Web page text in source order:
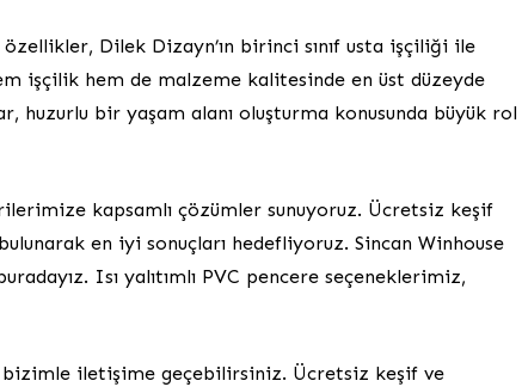
özellikler, Dilek Dizayn’ın birinci sınıf usta işçiliği ile
işçilik hem de malzeme kalitesinde en üst düzeyde
huzurlu bir yaşam alanı oluşturma konusunda büyük rol
kapsamlı çözümler sunuyoruz. Ücretsiz keşif
en iyi sonuçları hedefliyoruz. Sincan Winhouse
Isı yalıtımlı PVC pencere seçeneklerimiz,
bizimle iletişime geçebilirsiniz. Ücretsiz keşif ve